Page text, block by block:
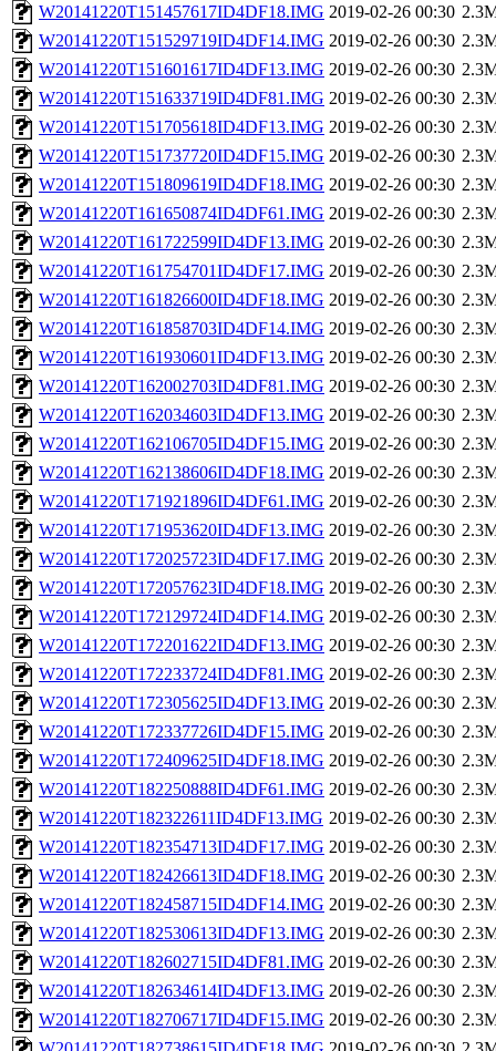
W20141220T151457617ID4DF18.IMG 2019-02-26 00:30
W20141220T151529719ID4DF14.IMG 2019-02-26 00:30
W20141220T151601617ID4DF13.IMG 2019-02-26 00:30
W20141220T151633719ID4DF81.IMG 2019-02-26 00:30
W20141220T151705618ID4DF13.IMG 2019-02-26 00:30
W20141220T151737720ID4DF15.IMG 2019-02-26 00:30
W20141220T151809619ID4DF18.IMG 2019-02-26 00:30
W20141220T161650874ID4DF61.IMG 2019-02-26 00:30
W20141220T161722599ID4DF13.IMG 2019-02-26 00:30
W20141220T161754701ID4DF17.IMG 2019-02-26 00:30
W20141220T161826600ID4DF18.IMG 2019-02-26 00:30
W20141220T161858703ID4DF14.IMG 2019-02-26 00:30
W20141220T161930601ID4DF13.IMG 2019-02-26 00:30
W20141220T162002703ID4DF81.IMG 2019-02-26 00:30
W20141220T162034603ID4DF13.IMG 2019-02-26 00:30
W20141220T162106705ID4DF15.IMG 2019-02-26 00:30
W20141220T162138606ID4DF18.IMG 2019-02-26 00:30
W20141220T171921896ID4DF61.IMG 2019-02-26 00:30
W20141220T171953620ID4DF13.IMG 2019-02-26 00:30
W20141220T172025723ID4DF17.IMG 2019-02-26 00:30
W20141220T172057623ID4DF18.IMG 2019-02-26 00:30
W20141220T172129724ID4DF14.IMG 2019-02-26 00:30
W20141220T172201622ID4DF13.IMG 2019-02-26 00:30
W20141220T172233724ID4DF81.IMG 2019-02-26 00:30
W20141220T172305625ID4DF13.IMG 2019-02-26 00:30
W20141220T172337726ID4DF15.IMG 2019-02-26 00:30
W20141220T172409625ID4DF18.IMG 2019-02-26 00:30
W20141220T182250888ID4DF61.IMG 2019-02-26 00:30
W20141220T182322611ID4DF13.IMG 2019-02-26 00:30
W20141220T182354713ID4DF17.IMG 2019-02-26 00:30
W20141220T182426613ID4DF18.IMG 2019-02-26 00:30
W20141220T182458715ID4DF14.IMG 2019-02-26 00:30
W20141220T182530613ID4DF13.IMG 2019-02-26 00:30
W20141220T182602715ID4DF81.IMG 2019-02-26 00:30
W20141220T182634614ID4DF13.IMG 2019-02-26 00:30
W20141220T182706717ID4DF15.IMG 2019-02-26 00:30